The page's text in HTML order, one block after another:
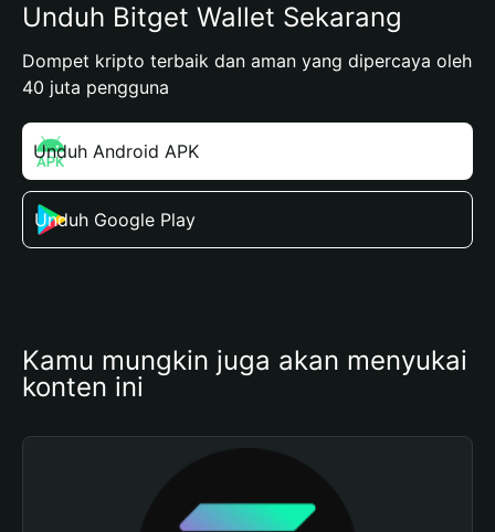
Unduh Bitget Wallet Sekarang
Dompet kripto terbaik dan aman yang dipercaya oleh
40 juta pengguna
Unduh Android APK
Unduh Google Play
Kamu mungkin juga akan menyukai
konten ini